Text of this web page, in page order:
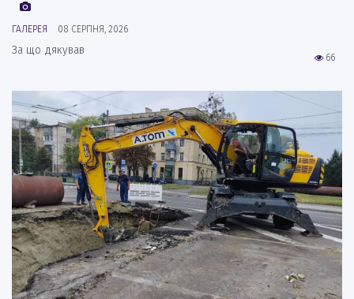
ГАЛЕРЕЯ 08 СЕРПНЯ, 2026
66
За що дякував